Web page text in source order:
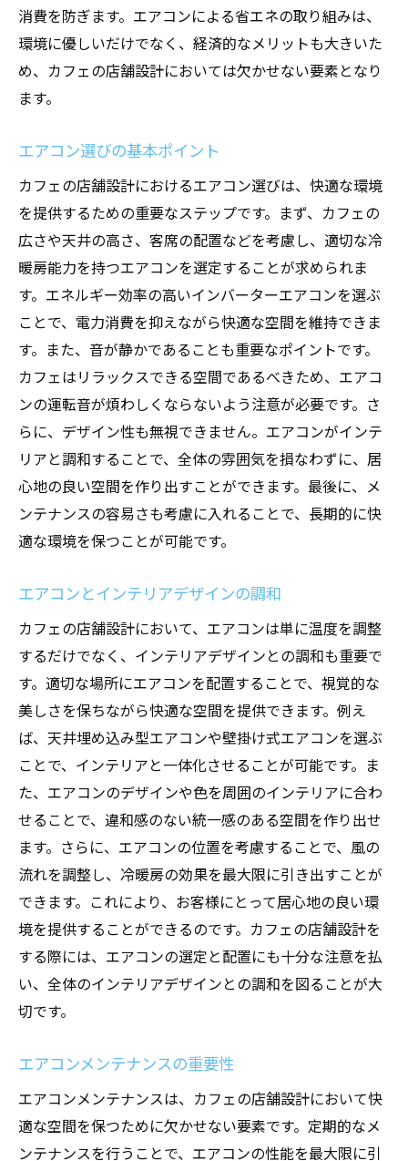
店舗全体の風の循環を計画する
お客様の快適さを重視した風向き調整
エアコンと自然風の組み合わせ
計の基本
エアコン設備設計の基本知識
店舗の規模に応じたエアコン選定
エアコン設備の省エネ設計
エアコン設備設計のトラブル対策
最新のエアコン技術を活用する方法
エアコン設備と他の設備との連携
エアコンでリラックス空間を提供するカフェ店
舗設計の極意
リラックス空間を実現するエアコン配置
エアコンの温度設定と快適さの関係
お客様の満足度を高めるエアコン設計
エアコンと照明の組み合わせ
エアコン設備の定期メンテナンス
消費を防ぎます。エアコンによる省エネの取り組みは、
環境に優しいだけでなく、経済的なメリットも大きいた
め、カフェの店舗設計においては欠かせない要素となり
ます。
エアコン選びの基本ポイント
カフェの店舗設計におけるエアコン選びは、快適な環境
を提供するための重要なステップです。まず、カフェの
広さや天井の高さ、客席の配置などを考慮し、適切な冷
暖房能力を持つエアコンを選定することが求められま
す。エネルギー効率の高いインバーターエアコンを選ぶ
ことで、電力消費を抑えながら快適な空間を維持できま
す。また、音が静かであることも重要なポイントです。
カフェはリラックスできる空間であるべきため、エアコ
ンの運転音が煩わしくならないよう注意が必要です。さ
らに、デザイン性も無視できません。エアコンがインテ
リアと調和することで、全体の雰囲気を損なわずに、居
心地の良い空間を作り出すことができます。最後に、メ
ンテナンスの容易さも考慮に入れることで、長期的に快
適な環境を保つことが可能です。
エアコンとインテリアデザインの調和
カフェの店舗設計において、エアコンは単に温度を調整
するだけでなく、インテリアデザインとの調和も重要で
す。適切な場所にエアコンを配置することで、視覚的な
美しさを保ちながら快適な空間を提供できます。例え
ば、天井埋め込み型エアコンや壁掛け式エアコンを選ぶ
ことで、インテリアと一体化させることが可能です。ま
た、エアコンのデザインや色を周囲のインテリアに合わ
せることで、違和感のない統一感のある空間を作り出せ
ます。さらに、エアコンの位置を考慮することで、風の
流れを調整し、冷暖房の効果を最大限に引き出すことが
できます。これにより、お客様にとって居心地の良い環
境を提供することができるのです。カフェの店舗設計を
する際には、エアコンの選定と配置にも十分な注意を払
い、全体のインテリアデザインとの調和を図ることが大
切です。
エアコンメンテナンスの重要性
エアコンメンテナンスは、カフェの店舗設計において快
適な空間を保つために欠かせない要素です。定期的なメ
ンテナンスを行うことで、エアコンの性能を最大限に引